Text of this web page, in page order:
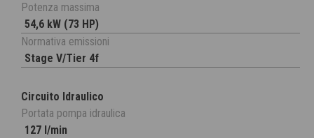
Potenza massima
54,6 kW (73 HP)
Normativa emissioni
Stage V/Tier 4f
Circuito Idraulico
Portata pompa idraulica
127 l/min